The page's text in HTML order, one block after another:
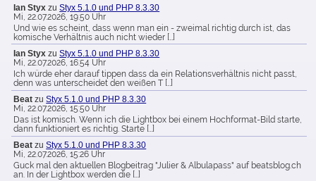
Ian Styx zuStyx 5.1.0 und PHP 8.3.30
Mi, 22.07.2026, 19:50 Uhr
Und wie es scheint, dass wenn man ein - zweimal richtig durch ist, das
komische Verhältnis auch nicht wieder […]
Ian Styx zuStyx 5.1.0 und PHP 8.3.30
Mi, 22.07.2026, 16:54 Uhr
Ich würde eher darauf tippen dass da ein Relationsverhältnis nicht passt,
denn was unterscheidet den weißen T […]
Beat zuStyx 5.1.0 und PHP 8.3.30
Mi, 22.07.2026, 15:50 Uhr
Das ist komisch. Wenn ich die Lightbox bei einem Hochformat-Bild starte,
dann funktioniert es richtig. Starte […]
Beat zuStyx 5.1.0 und PHP 8.3.30
Mi, 22.07.2026, 15:26 Uhr
Guck mal den aktuellen Blogbeitrag "Julier & Albulapass" auf beatsblog.ch
an. In der Lightbox werden die […]